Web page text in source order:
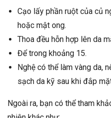
Cạo lấy phần ruột của củ
hoặc mật ong.
Thoa đều hỗn hợp lên da
Để trong khoảng 15.
Nghệ có thể làm vàng da,
sạch da kỹ sau khi đắp
Ngoài ra, bạn có thể tham